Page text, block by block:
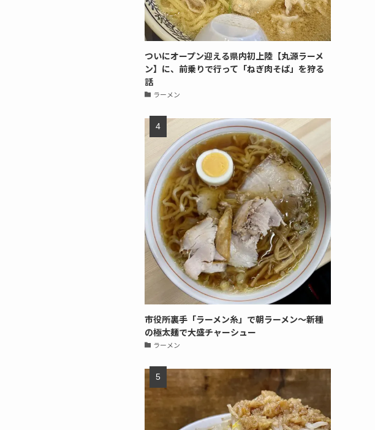
ついにオープン迎える県内初上陸【丸源ラーメ
ン】に、前乗りで行って「ねぎ肉そば」を狩る
話
ラーメン
市役所裏手「ラーメン糸」で朝ラーメン〜新種
の極太麺で大盛チャーシュー
ラーメン